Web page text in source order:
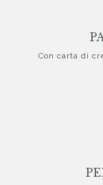
Con carta di